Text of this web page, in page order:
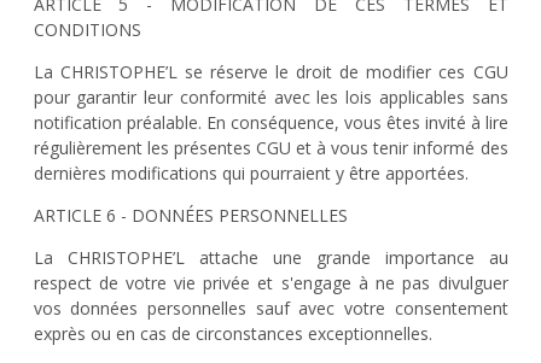
CONDITIONS
La CHRISTOPHE’L se réserve le droit de modifier ces CGU
pour garantir leur conformité avec les lois applicables sans
notification préalable. En conséquence, vous êtes invité à lire
régulièrement les présentes CGU et à vous tenir informé des
dernières modifications qui pourraient y être apportées.
ARTICLE 6 - DONNÉES PERSONNELLES
La CHRISTOPHE’L attache une grande importance au
respect de votre vie privée et s'engage à ne pas divulguer
vos données personnelles sauf avec votre consentement
exprès ou en cas de circonstances exceptionnelles.